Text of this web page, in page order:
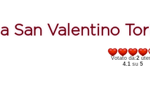
Fiori e Regali
San Valentino
Votato da:2
4.1 su 5